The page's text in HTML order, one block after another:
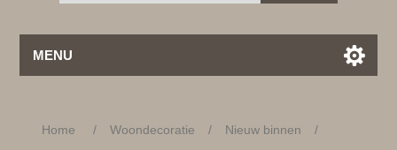
MENU
Home / Woondecoratie / Nieuw binnen
/